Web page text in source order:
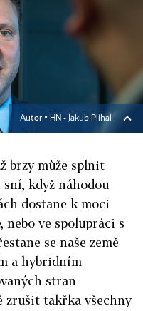
Autor ▪ HN - Jakub Plíhal
brzy může splnit
když náhodou
dostane k moci
nebo ve spolupráci s
se naše země
a hybridním
stran
zrušit takřka všechny